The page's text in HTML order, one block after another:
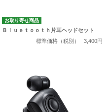
お取り寄せ商品
Ｂｌｕｅｔｏｏｔｈ片耳ヘッドセット
標準価格（税別）
3,400円